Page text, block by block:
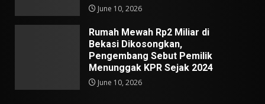
June 10, 2026
Rumah Mewah Rp2 Miliar di
Bekasi Dikosongkan,
Pengembang Sebut Pemilik
Menunggak KPR Sejak 2024
June 10, 2026